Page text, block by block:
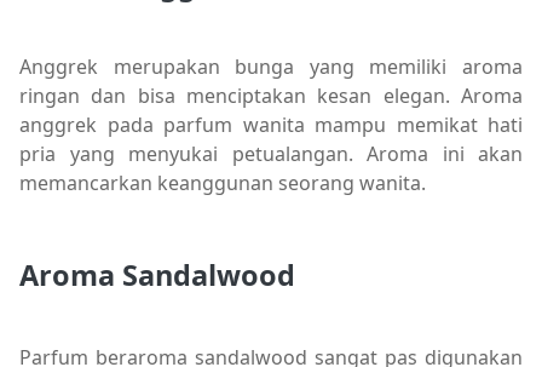
Anggrek merupakan bunga yang memiliki aroma
ringan dan bisa menciptakan kesan elegan. Aroma
anggrek pada parfum wanita mampu memikat hati
pria yang menyukai petualangan. Aroma ini akan
memancarkan keanggunan seorang wanita.
Aroma Sandalwood
Parfum beraroma sandalwood sangat pas digunakan